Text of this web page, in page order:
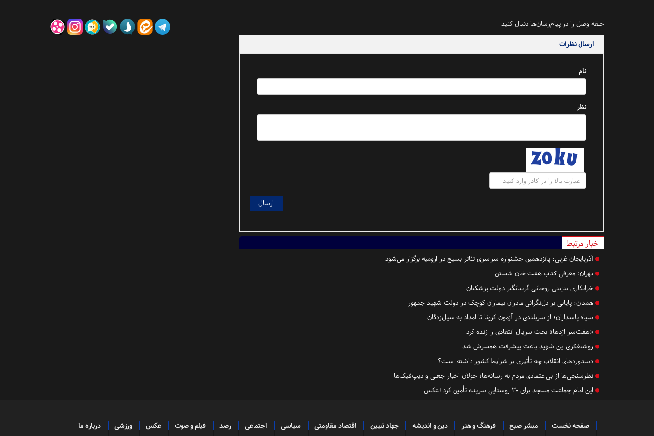
حلقه وصل را در پیام‌رسان‌ها دنبال کنید
ارسال نظرات
نام
نظر
اخبار مرتبط
آذربایجان غربی: پانزدهمین جشنواره سراسری تئاتر بسیج در ارومیه برگزار می‌شود
تهران: معرفی کتاب هفت خان شستن
خرابکاری بنزینی روحانی ‌گریبانگیر دولت پزشکیان
همدان: پایانی بر دل‌نگرانی مادران بیماران کوچک در دولت شهید جمهور
سپاه پاسداران؛ از سربلندی در آزمون کرونا تا امداد به سیل‌زدگان
«هفت‌سر اژدها» بحث سریال انتقادی را زنده کرد
روشنفکری این شهید باعث پیشرفت همسرش شد
دستاورد‌های انقلاب چه تأثیری بر شرایط کشور داشته است؟
نظرسنجی‌ها از بی‌اعتمادی مردم به رسانه‌ها؛ جولان اخبار جعلی و دیپ‌فیک‌ها
این امام جماعت مسجد برای 30 روستایی سرپناه تأمین کرد+عکس
صفحه نخست مبشر صبح فرهنگ و هنر دین و اندیشه جهاد تبیین اقتصاد مقاومتی سیاسی اجتماعی رصد فیلم و صوت عکس ورزشی درباره ما